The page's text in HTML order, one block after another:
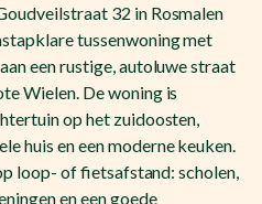
32 in Rosmalen
tussenwoning met
een rustige, autoluwe straat
Wielen. De woning is
op het zuidoosten,
huis en een moderne keuken.
loop- of fietsafstand: scholen,
en een goede